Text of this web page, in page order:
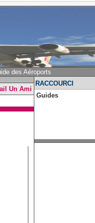
des Aéroports
Un Ami
RACCOURCI
Guides